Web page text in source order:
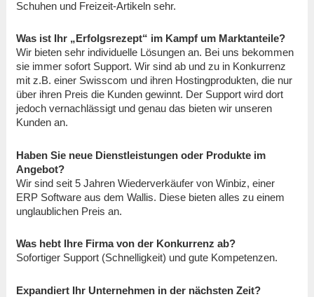
Schuhen und Freizeit-Artikeln sehr.
Was ist Ihr „Erfolgsrezept“ im Kampf um Marktanteile?
Wir bieten sehr individuelle Lösungen an. Bei uns bekommen
sie immer sofort Support. Wir sind ab und zu in Konkurrenz
mit z.B. einer Swisscom und ihren Hostingprodukten, die nur
über ihren Preis die Kunden gewinnt. Der Support wird dort
jedoch vernachlässigt und genau das bieten wir unseren
Kunden an.
Haben Sie neue Dienstleistungen oder Produkte im
Angebot?
Wir sind seit 5 Jahren Wiederverkäufer von Winbiz, einer
ERP Software aus dem Wallis. Diese bieten alles zu einem
unglaublichen Preis an.
Was hebt Ihre Firma von der Konkurrenz ab?
Sofortiger Support (Schnelligkeit) und gute Kompetenzen.
Expandiert Ihr Unternehmen in der nächsten Zeit?